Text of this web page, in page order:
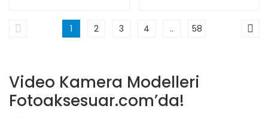
1 2 3 4 .. 58
Video Kamera Modelleri
Fotoaksesuar.com’da!